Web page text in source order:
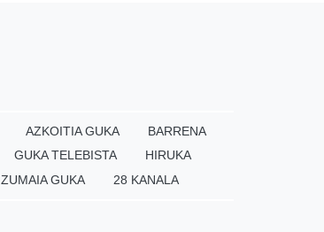
AZKOITIA GUKA
BARRENA
GUKA TELEBISTA
HIRUKA
ZUMAIA GUKA 28 KANALA